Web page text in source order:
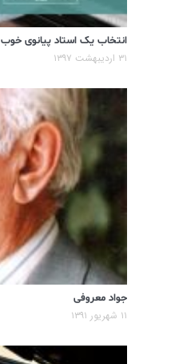
انتخاب یک استاد پیانوی خوب
۳۱ اردیبهشت ۱۳۹۷
جواد معروفی
۱۱ شهریور ۱۳۹۱